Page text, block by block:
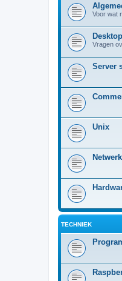
Voor wat
Vragen
Server
Unix
TECHNIEK